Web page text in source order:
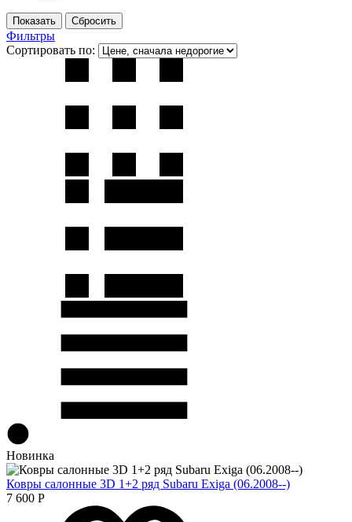
Фильтры
Сортировать по:
Новинка
Ковры салонные 3D 1+2 ряд Subaru Exiga (06.2008--)
7 600 Р